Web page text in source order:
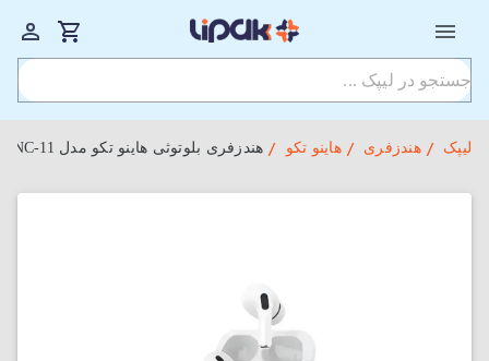
لیپک هندزفری هاینو تکو هندزفری بلوتوثی هاینو تکو مدل Teko ANC-11